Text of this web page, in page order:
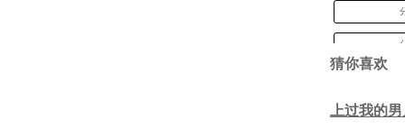
猜你喜欢
上过我的